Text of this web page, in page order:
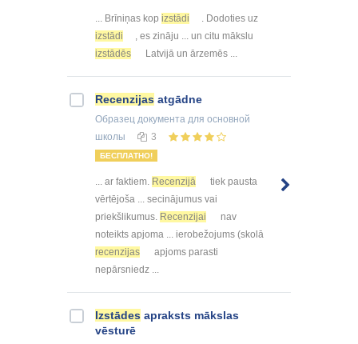
... Brīniņas kop izstādi
. Dodoties uz
izstādi
, es zināju ... un citu mākslu
izstādēs
Latvijā un ārzemēs ...
Recenzijas atgādne
Образец документа для основной
школы
3
БЕСПЛАТНО!
... ar faktiem. Recenzijā
tiek pausta
vērtējoša ... secinājumus vai
priekšlikumus. Recenzijai
nav
noteikts apjoma ... ierobežojums (skolā
recenzijas
apjoms parasti
nepārsniedz ...
Izstādes apraksts mākslas
vēsturē